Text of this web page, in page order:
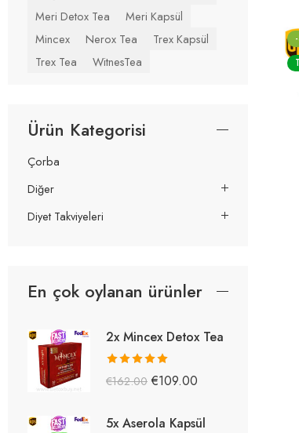
Meri Detox Tea
Meri Kapsül
Mincex
Nerox Tea
Trex Kapsül
Trex Tea
WitnesTea
Ürün Kategorisi
Çorba
Diğer
Diyet Takviyeleri
En çok oylanan ürünler
2x Mincex Detox Tea
5 üzerinden
€162.00 €109.00
5x Aserola Kapsül